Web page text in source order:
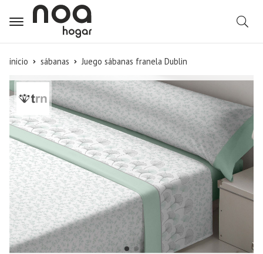
inicio sábanas Juego sábanas franela Dublin